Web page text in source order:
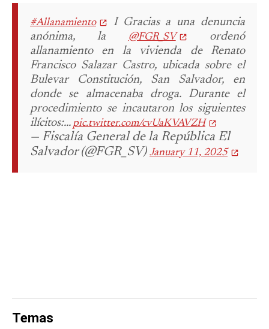
#Allanamiento
I Gracias a una denuncia
anónima, la
@FGR_SV
ordenó
allanamiento en la vivienda de Renato
Francisco Salazar Castro, ubicada sobre el
Bulevar Constitución, San Salvador, en
donde se almacenaba droga. Durante el
procedimiento se incautaron los siguientes
ilícitos:... pic.twitter.com/cvUaKVAVZH
— Fiscalía General de la República El
Salvador (@FGR_SV) January 11, 2025
Temas